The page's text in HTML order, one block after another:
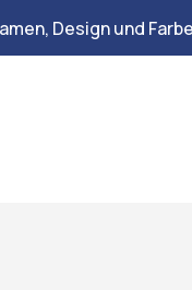
Design und